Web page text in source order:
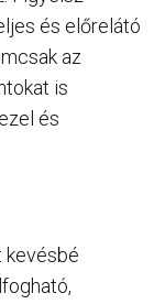
és előrelátó
az
is
és
kevésbé